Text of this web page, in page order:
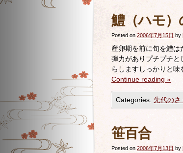
鱧（ハモ）
Posted on 2006年7月15日 by
産卵期を前に旬を鱧
弾力がありプチプチと
らしますしっかりと味
Continue reading »
Categories: 先代のさ
笹百合
Posted on 2006年7月13日 by